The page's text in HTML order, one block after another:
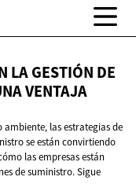
LA GESTIÓN DE
VENTAJA
las estrategias de
se están convirtiendo
las empresas están
de suministro. Sigue